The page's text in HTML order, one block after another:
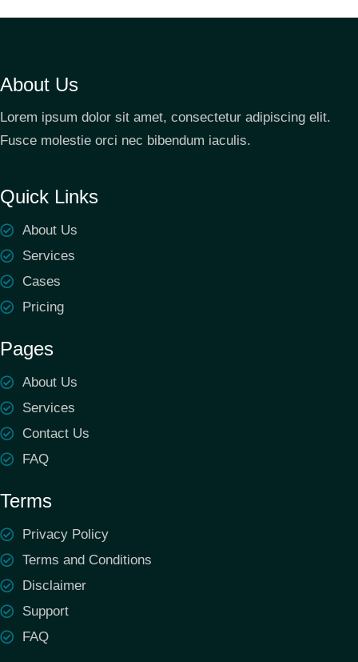
About Us
Lorem ipsum dolor sit amet, consectetur adipiscing elit.
Fusce molestie orci nec bibendum iaculis.
Quick Links
About Us
Services
Cases
Pricing
Pages
About Us
Services
Contact Us
FAQ
Terms
Privacy Policy
Terms and Conditions
Disclaimer
Support
FAQ